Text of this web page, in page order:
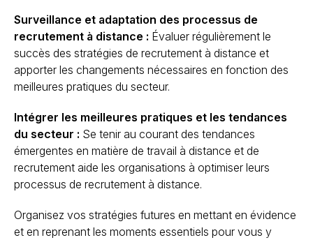
Surveillance et adaptation des processus de
recrutement à distance : Évaluer régulièrement le
succès des stratégies de recrutement à distance et
apporter les changements nécessaires en fonction des
meilleures pratiques du secteur.
Intégrer les meilleures pratiques et les tendances
du secteur : Se tenir au courant des tendances
émergentes en matière de travail à distance et de
recrutement aide les organisations à optimiser leurs
processus de recrutement à distance.
Organisez vos stratégies futures en mettant en évidence
et en reprenant les moments essentiels pour vous y